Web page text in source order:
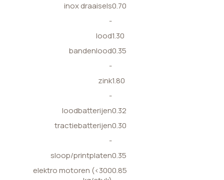
inox draaisels0.70
-
lood1.30
bandenlood0.35
-
zink1.80
-
loodbatterijen0.32
tractiebatterijen0.30
-
sloop/printplaten0.35
elektro motoren (<3000.85